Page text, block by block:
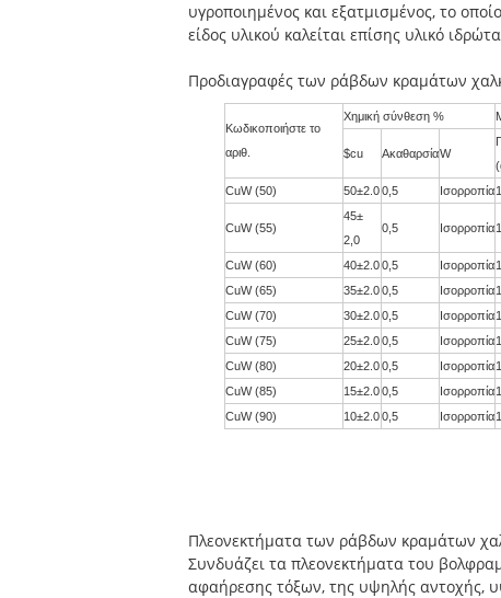
υγροποιημένος και εξατμισμένος, το
είδος υλικού καλείται επίσης υλικό
Προδιαγραφές των ράβδων κραμάτων
Κωδικοποιήστε το
αριθ.
Χημική σύνθεση %
$cu ΑκαθαρσίαW
CuW (50) 50±2.00,5 Ισορροπία
CuW (55)
45±
2,0
0,5 Ισορροπία
CuW (60) 40±2.00,5 Ισορροπία
CuW (65)
35±2.00,5 Ισορροπία
CuW (70)
30±2.00,5 Ισορροπία
CuW (75)
25±2.00,5 Ισορροπία
CuW (80)
20±2.00,5 Ισορροπία
CuW (85)
15±2.00,5 Ισορροπία
CuW (90)
10±2.00,5 Ισορροπία
Πλεονεκτήματα των ράβδων κραμάτων
Συνδυάζει τα πλεονεκτήματα του
αφαήρεσης τόξων, της υψηλής αντοχής,